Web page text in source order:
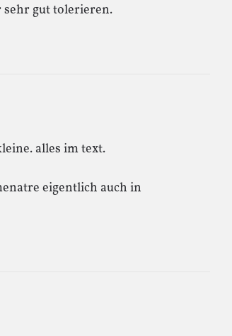
sehr gut tolerieren.
alles im text.
eigentlich auch in